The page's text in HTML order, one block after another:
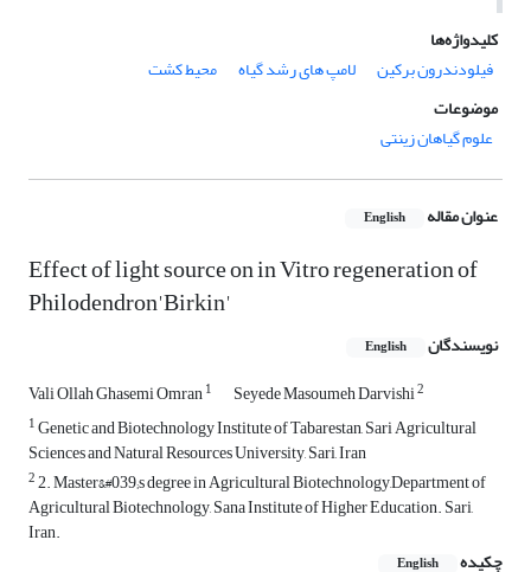
کلیدواژه‌ها
فیلودندرون برکین
لامپ های رشد گیاه
محیط کشت
موضوعات
علوم گیاهان زینتی
عنوان مقاله English
Effect of light source on in Vitro regeneration of
Philodendron'Birkin'
نویسندگان English
Vali Ollah Ghasemi Omran1 Seyede Masoumeh Darvishi2
1Genetic and Biotechnology Institute of Tabarestan, Sari Agricultural
Sciences and Natural Resources University, Sari, Iran
22. Master&#039;s degree in Agricultural Biotechnology,Department of
Agricultural Biotechnology, Sana Institute of Higher Education. Sari,
Iran.
چکیده
English